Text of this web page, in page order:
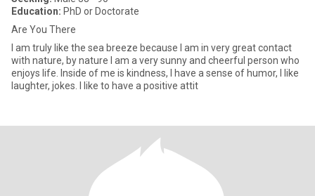
Education: PhD or Doctorate
Are You There
I am truly like the sea breeze because I am in very great contact
with nature, by nature I am a very sunny and cheerful person who
enjoys life. Inside of me is kindness, I have a sense of humor, I like
laughter, jokes. I like to have a positive attit